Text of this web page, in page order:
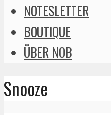
NOTESLETTER
BOUTIQUE
ÜBER NOB
Snooze